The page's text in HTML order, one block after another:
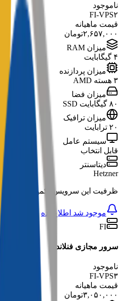
ناموجود
FI-VPS۲
قیمت ماهیانه
۲,۶۵۷,۰۰۰تومان
میزان RAM
۴ گیگابایت
میزان پردازنده
۳ هسته AMD
میزان فضا
۸۰ گیگابایت SSD
میزان ترافیک
۲۰ ترابایت
سیستم عامل
قابل انتخاب
دیتاسنتر
Hetzner
ظرفیت این سرویس تکمیل شده است
موجود شد اطلاع بده
FI
سرور مجازی فنلاند ۳
ناموجود
FI-VPS۳
قیمت ماهیانه
۳,۰۵۰,۰۰۰تومان